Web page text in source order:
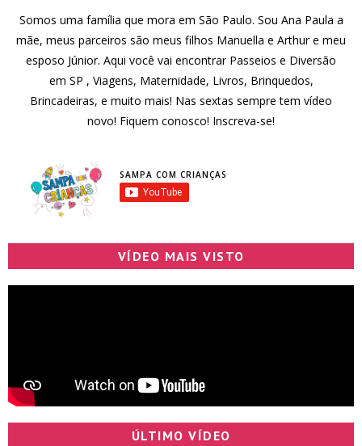
Somos uma família que mora em São Paulo. Sou Ana Paula a
mãe, meus parceiros são meus filhos Manuella e Arthur e meu
esposo Júnior. Aqui você vai encontrar Passeios e Diversão
em SP , Viagens, Maternidade, Livros, Brinquedos,
Brincadeiras, e muito mais! Nas sextas sempre tem vídeo
novo! Fiquem conosco! Inscreva-se!
SAMPA COM CRIANÇAS
VÍDEO MAIS VISTO
ÚLTIMO VÍDEO